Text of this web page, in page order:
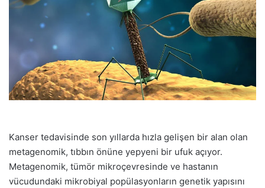
Kanser tedavisinde son yıllarda hızla gelişen bir alan olan
metagenomik, tıbbın önüne yepyeni bir ufuk açıyor.
Metagenomik, tümör mikroçevresinde ve hastanın
vücudundaki mikrobiyal popülasyonların genetik yapısını